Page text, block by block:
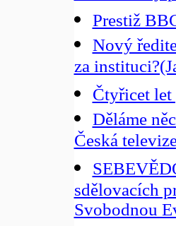
Prestiž
Nový
za
Čtyřicet let
Děláme
Česká
sdělovacích
Svobodnou